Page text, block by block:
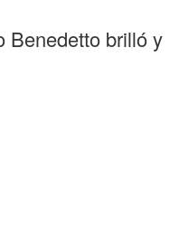
Benedetto brilló y